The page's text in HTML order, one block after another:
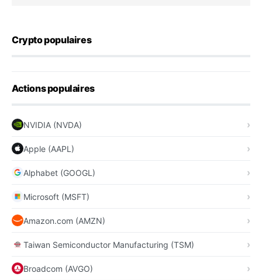
Crypto populaires
Actions populaires
NVIDIA (NVDA)
Apple (AAPL)
Alphabet (GOOGL)
Microsoft (MSFT)
Amazon.com (AMZN)
Taiwan Semiconductor Manufacturing (TSM)
Broadcom (AVGO)